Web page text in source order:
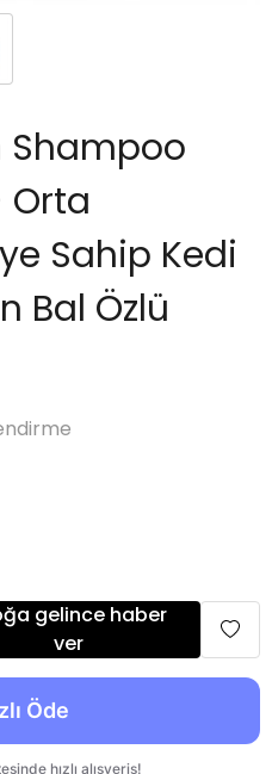
Shampoo
Orta
Sahip Kedi
Bal Özlü
gelince haber
ver